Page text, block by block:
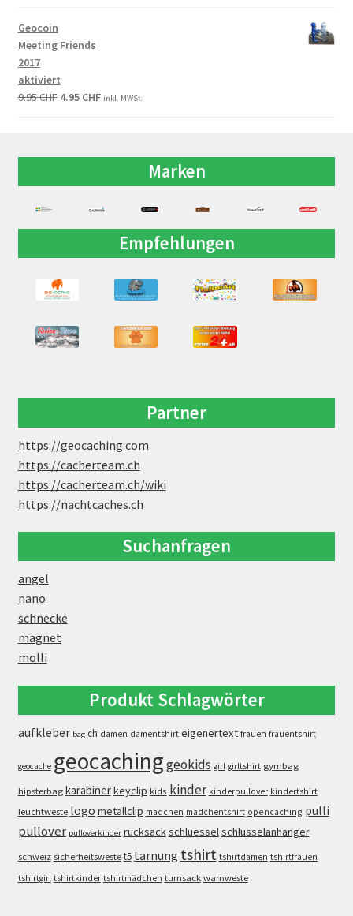
Geocoin
Meeting Friends
2017
aktiviert
9.95CHF 4.95 CHF inkl. MWSt.
Marken
Empfehlungen
Partner
https://geocaching.com
https://cacherteam.ch
https://cacherteam.ch/wiki
https://nachtcaches.ch
Suchanfragen
angel
nano
schnecke
magnet
molli
Produkt Schlagwörter
aufkleber bag ch damen damentshirt eigenertext frauen frauentshirt
geocache geocachinggeokids girl girltshirt gymbag
hipsterbag karabinerkeyclip kids kinder kinderpullover kindertshirt
leuchtweste logo metallclip mädchen mädchentshirt opencaching pulli
pullover pulloverkinder rucksackschluesselschlüsselanhänger
schweiz sicherheitsweste t5 tarnung tshirt tshirtdamen tshirtfrauen
tshirtgirl tshirtkinder tshirtmädchen turnsack warnweste